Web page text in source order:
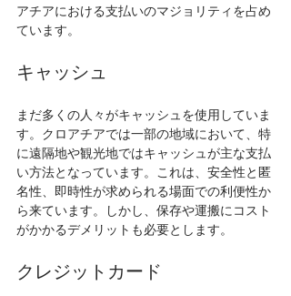
アチアにおける支払いのマジョリティを占め
ています。
キャッシュ
まだ多くの人々がキャッシュを使用していま
す。クロアチアでは一部の地域において、特
に遠隔地や観光地ではキャッシュが主な支払
い方法となっています。これは、安全性と匿
名性、即時性が求められる場面での利便性か
ら来ています。しかし、保存や運搬にコスト
がかかるデメリットも必要とします。
クレジットカード